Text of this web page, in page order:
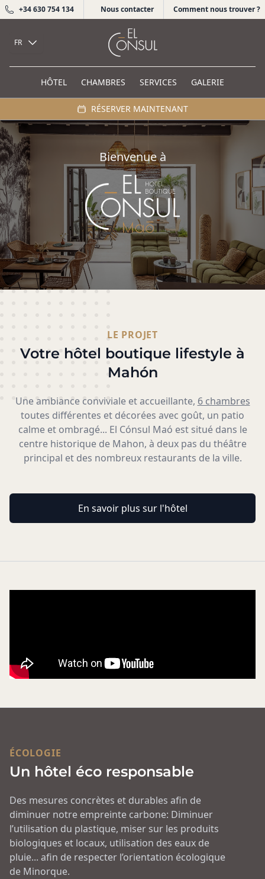
+34 630 754 134 Nous contacter Comment nous trouver ?
FR
El Cónsul Maó
HÔTEL CHAMBRES SERVICES GALERIE
RÉSERVER MAINTENANT
Bienvenue à
El Cónsul Maó
LE PROJET
Votre hôtel boutique lifestyle à
Mahón
Une ambiance conviviale et accueillante, 6 chambres
toutes différentes et décorées avec goût, un patio
calme et ombragé... El Cónsul Maó est situé dans le
centre historique de Mahon, à deux pas du théâtre
principal et des nombreux restaurants de la ville.
En savoir plus sur l'hôtel
ÉCOLOGIE
Un hôtel éco responsable
Des mesures concrètes et durables afin de
diminuer notre empreinte carbone: Diminuer
l’utilisation du plastique, miser sur les produits
biologiques et locaux, utilisation des eaux de
pluie... afin de respecter l’orientation écologique
de Minorque.